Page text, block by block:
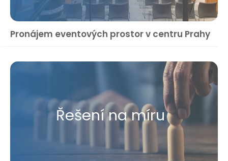
Pronájem eventových prostor v centru Prahy
Řešení na míru